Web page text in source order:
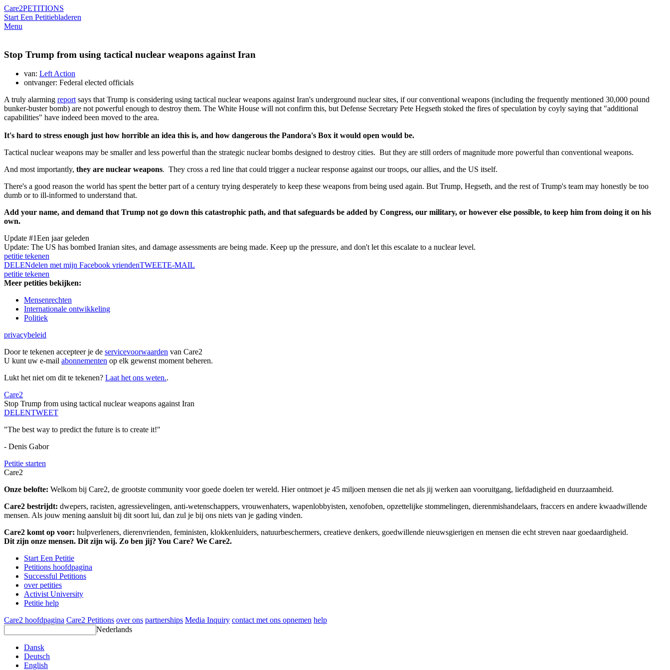
Care2PETITIONS
Start Een Petitiebladeren
Menu
Stop Trump from using tactical nuclear weapons against Iran
van: Left Action
ontvanger: Federal elected officials
A truly alarming reportsays that Trump is considering using tactical nuclear weapons against Iran's underground nuclear sites, if our conventional weapons (including the frequently mentioned 30,000 pound
bunker-buster bomb) are not powerful enough to destroy them. The White House will not confirm this, but Defense Secretary Pete Hegseth stoked the fires of speculation by coyly saying that "additional
capabilities" have indeed been moved to the area.
It's hard to stress enough just how horrible an idea this is, and how dangerous the Pandora's Box it would open would be.
Tactical nuclear weapons may be smaller and less powerful than the strategic nuclear bombs designed to destroy cities. But they are still orders of magnitude more powerful than conventional weapons.
And most importantly, they are nuclear weapons. They cross a red line that could trigger a nuclear response against our troops, our allies, and the US itself.
There's a good reason the world has spent the better part of a century trying desperately to keep these weapons from being used again. But Trump, Hegseth, and the rest of Trump's team may honestly be too
dumb or to ill-informed to understand that.
Add your name, and demand that Trump not go down this catastrophic path, and that safeguards be added by Congress, our military, or however else possible, to keep him from doing it on his
own.
Update #1Een jaar geleden
Update: The US has bombed Iranian sites, and damage assessments are being made. Keep up the pressure, and don't let this escalate to a nuclear level.
petitie tekenen
DELENdelen met mijn Facebook vriendenTWEETE-MAIL
petitie tekenen
Meer petities bekijken:
Mensenrechten
Internationale ontwikkeling
Politiek
privacybeleid
Door te tekenen accepteer je de servicevoorwaarden van Care2
U kunt uw e-mail abonnementen op elk gewenst moment beheren.
Lukt het niet om dit te tekenen? Laat het ons weten..
Care2
Stop Trump from using tactical nuclear weapons against Iran
DELENTWEET
"The best way to predict the future is to create it!"
- Denis Gabor
Petitie starten
Care2
Onze belofte: Welkom bij Care2, de grootste community voor goede doelen ter wereld. Hier ontmoet je 45 miljoen mensen die net als jij werken aan vooruitgang, liefdadigheid en duurzaamheid.
Care2 bestrijdt: dwepers, racisten, agressievelingen, anti-wetenschappers, vrouwenhaters, wapenlobbyisten, xenofoben, opzettelijke stommelingen, dierenmishandelaars, fraccers en andere kwaadwillende
mensen. Als jouw mening aansluit bij dit soort lui, dan zul je bij ons niets van je gading vinden.
Care2 komt op voor: hulpverleners, dierenvrienden, feministen, klokkenluiders, natuurbeschermers, creatieve denkers, goedwillende nieuwsgierigen en mensen die echt streven naar goedaardigheid.
Dit zijn onze mensen. Dit zijn wij. Zo ben jij? You Care? We Care2.
Start Een Petitie
Petitions hoofdpagina
Successful Petitions
over petities
Activist University
Petitie help
Care2 hoofdpagina Care2 Petitions over ons partnerships Media Inquiry contact met ons opnemen help
Nederlands
Dansk
Deutsch
English